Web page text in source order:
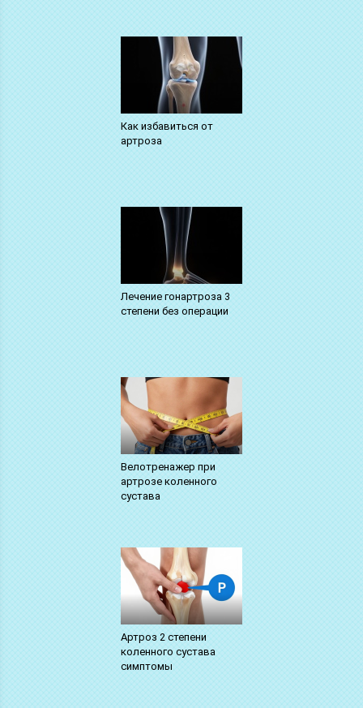
Как избавиться от
артроза
Лечение гонартроза 3
степени без операции
Велотренажер при
артрозе коленного
сустава
Артроз 2 степени
коленного сустава
симптомы